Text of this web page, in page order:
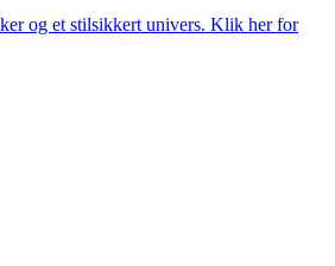
og et stilsikkert univers. Klik her for